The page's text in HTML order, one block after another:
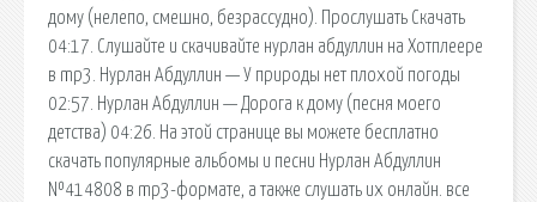
дому (нелепо, смешно, безрассудно). Прослушать Скачать
04:17. Слушайте и скачивайте нурлан абдуллин на Хотплеере
в mp3. Нурлан Абдуллин — У природы нет плохой погоды
02:57. Нурлан Абдуллин — Дорога к дому (песня моего
детства) 04:26. На этой странице вы можете бесплатно
скачать популярные альбомы и песни Нурлан Абдуллин
№414808 в mp3-формате, а также слушать их онлайн. все